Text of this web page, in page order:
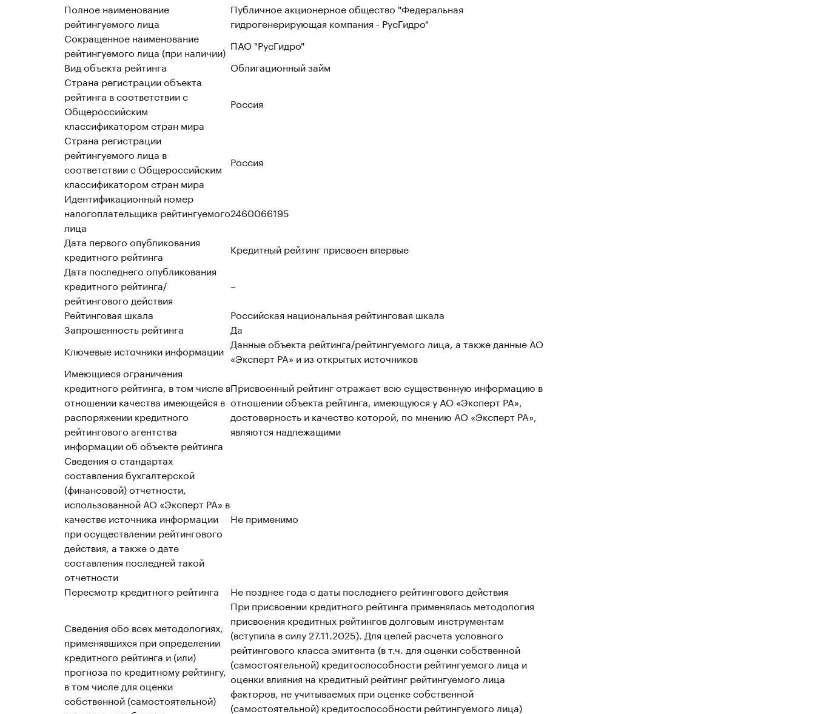
Полное наименование
рейтингуемого лица
Публичное акционерное общество "Федеральная
гидрогенерирующая компания - РусГидро"
Сокращенное наименование
рейтингуемого лица (при наличии) ПАО "РусГидро"
Вид объекта рейтинга
Облигационный займ
Страна регистрации объекта
рейтинга в соответствии с
Общероссийским
классификатором стран мира
Россия
Страна регистрации
рейтингуемого лица в
соответствии с Общероссийским
классификатором стран мира
Россия
Идентификационный номер
налогоплательщика рейтингуемого
лица
2460066195
Дата первого опубликования
кредитного рейтинга
Кредитный рейтинг присвоен впервые
Дата последнего опубликования
кредитного рейтинга/
рейтингового действия
–
Рейтинговая шкала
Российская национальная рейтинговая шкала
Запрошенность рейтинга
Да
Ключевые источники информации Данные объекта рейтинга/рейтингуемого лица, а также данные АО
«Эксперт РА» и из открытых источников
Имеющиеся ограничения
кредитного рейтинга, в том числе в
отношении качества имеющейся в
распоряжении кредитного
рейтингового агентства
информации об объекте рейтинга
Присвоенный рейтинг отражает всю существенную информацию в
отношении объекта рейтинга, имеющуюся у АО «Эксперт РА»,
достоверность и качество которой, по мнению АО «Эксперт РА»,
являются надлежащими
Сведения о стандартах
составления бухгалтерской
(финансовой) отчетности,
использованной АО «Эксперт РА» в
качестве источника информации
при осуществлении рейтингового
действия, а также о дате
составления последней такой
отчетности
Не применимо
Пересмотр кредитного рейтинга Не позднее года с даты последнего рейтингового действия
Сведения обо всех методологиях,
применявшихся при определении
кредитного рейтинга и (или)
прогноза по кредитному рейтингу,
в том числе для оценки
собственной (самостоятельной)
При присвоении кредитного рейтинга применялась методология
присвоения кредитных рейтингов долговым инструментам
(вступила в силу 27.11.2025). Для целей расчета условного
рейтингового класса эмитента (в т.ч. для оценки собственной
(самостоятельной) кредитоспособности рейтингуемого лица и
оценки влияния на кредитный рейтинг рейтингуемого лица
факторов, не учитываемых при оценке собственной
(самостоятельной) кредитоспособности рейтингуемого лица)